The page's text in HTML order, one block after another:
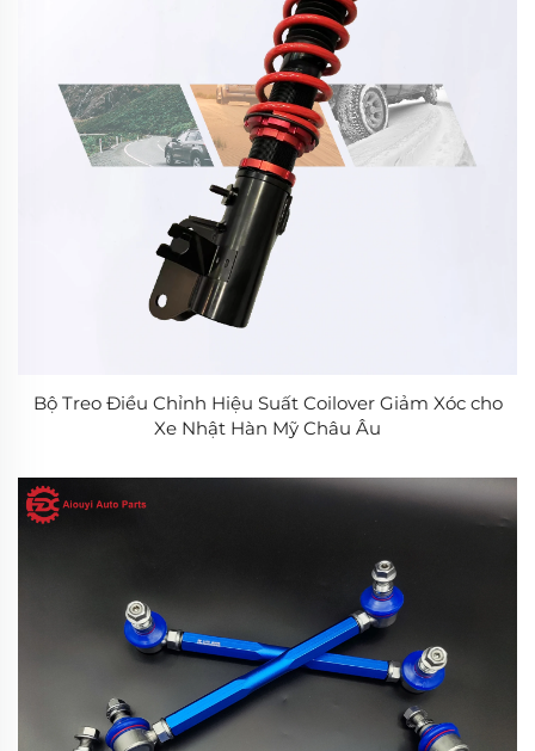
Bộ Treo Điều Chỉnh Hiệu Suất Coilover Giảm Xóc cho
Xe Nhật Hàn Mỹ Châu Âu